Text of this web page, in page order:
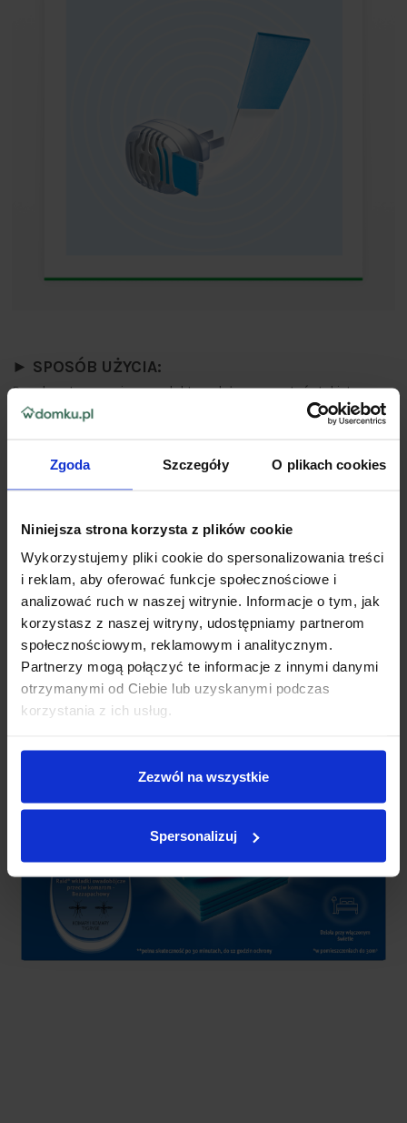
Zgoda Szczegóły O plikach cookies
Niniejsza strona korzysta z plików cookie
Wykorzystujemy pliki cookie do spersonalizowania treści
i reklam, aby oferować funkcje społecznościowe i
analizować ruch w naszej witrynie. Informacje o tym, jak
korzystasz z naszej witryny, udostępniamy partnerom
społecznościowym, reklamowym i analitycznym.
Partnerzy mogą połączyć te informacje z innymi danymi
otrzymanymi od Ciebie lub uzyskanymi podczas
korzystania z ich usług.
Zezwól na wszystkie
Spersonalizuj
► SPOSÓB UŻYCIA:
Przed zastosowaniem produktu należy przeczytać etykietę oraz
postępować zgodnie z instrukcją.
Wsunąć ją do uchwytu w elektrycznym urządzeniu
podgrzewającym trzymając za najcieńszą krawędź.
Podłączyć urządzenie podgrzewające do gniazdka
Po 10 godzinach od zastosowania, odłączyć urządzenie i
usunąć zużytą wkładkę. Jeśli to konieczne zastosować
kolejną wkładkę.
Przechowywać produkt w suchym miejscu, z dala od
ekstremalnych temperatur i bezpośredniego światła
słonecznego.